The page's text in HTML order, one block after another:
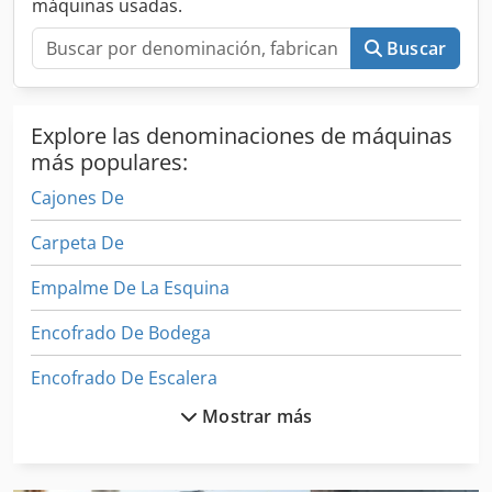
film. Ubicación de almacenamiento: nulo.
máquinas usadas.
Buscar
Explore las denominaciones de máquinas
más populares:
Cajones De
Carpeta De
Empalme De La Esquina
Encofrado De Bodega
Encofrado De Escalera
Encofrado De EscalerasMostrar más